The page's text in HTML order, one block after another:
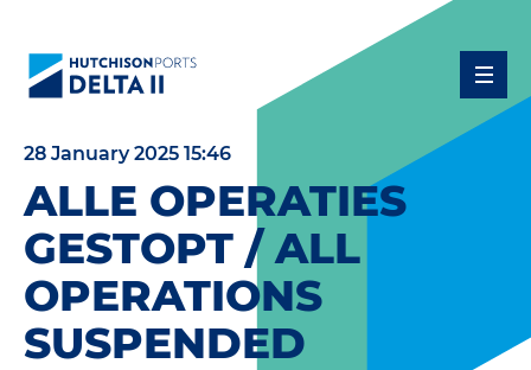
28 January 2025 15:46
ALLE OPERATIES
GESTOPT / ALL
OPERATIONS
SUSPENDED